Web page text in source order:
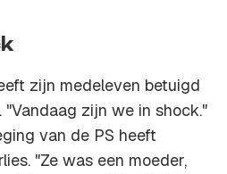
zijn medeleven betuigd
"Vandaag zijn we in shock."
van de PS heeft
"Ze was een moeder,